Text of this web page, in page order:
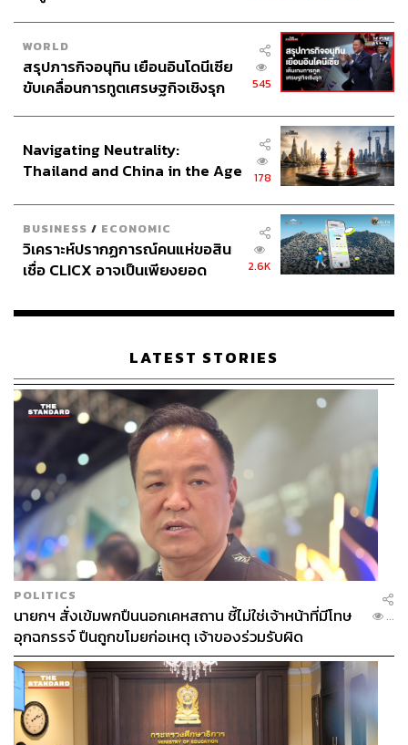
WORLD
สรุปภารกิจอนุทิน เยือนอินโดนีเซีย
ขับเคลื่อนการทูตเศรษฐกิจเชิงรุก
545
Navigating Neutrality:
Thailand and China in the Age
178
BUSINESS / ECONOMIC
วิเคราะห์ปรากฏการณ์คนแห่ขอสิน
เชื่อ CLICX อาจเป็นเพียงยอด
เรือนไทยที่ถูกซุกไว้
2.6K
LATEST STORIES
POLITICS
นายกฯ สั่งเข้มพกปืนนอกเคหสถาน ชี้ไม่ใช่เจ้าหน้าที่มีโทษ
อุกฉกรรจ์ ปืนถูกขโมยก่อเหตุ เจ้าของร่วมรับผิด
...